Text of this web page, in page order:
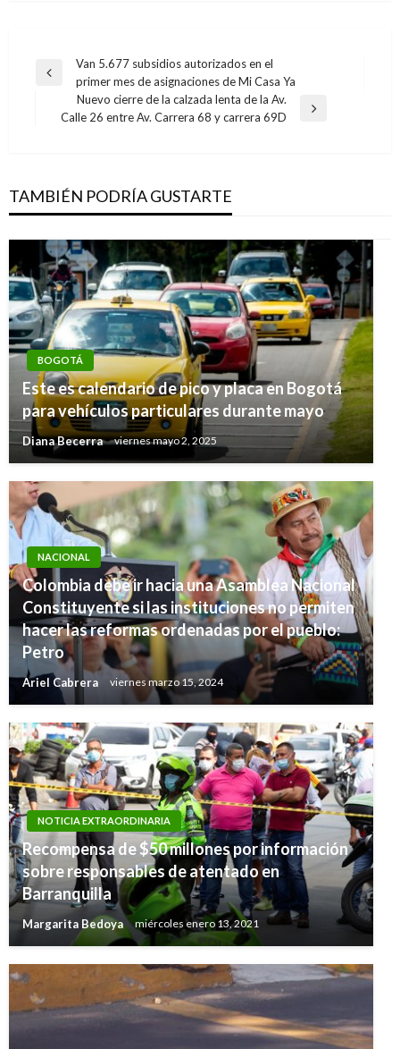
Navegación
entradas
Entrada
Van 5.677 subsidios autorizados en el
primer mes de asignaciones de Mi Casa Ya
Entrada
Nuevo cierre de la calzada lenta de la Av.
Calle 26 entre Av. Carrera 68 y carrera 69D
TAMBIÉN PODRÍA GUSTARTE
BOGOTÁ
Este es calendario de pico y placa en Bogotá
para vehículos particulares durante mayo
Diana Becerra viernes mayo 2, 2025
NACIONAL
Colombia debe ir hacia una Asamblea Nacional
Constituyente si las instituciones no permiten
hacer las reformas ordenadas por el pueblo:
Petro
Ariel Cabrera viernes marzo 15, 2024
NOTICIA EXTRAORDINARIA
Recompensa de $50 millones por información
sobre responsables de atentado en
Barranquilla
Margarita Bedoya miércoles enero 13, 2021